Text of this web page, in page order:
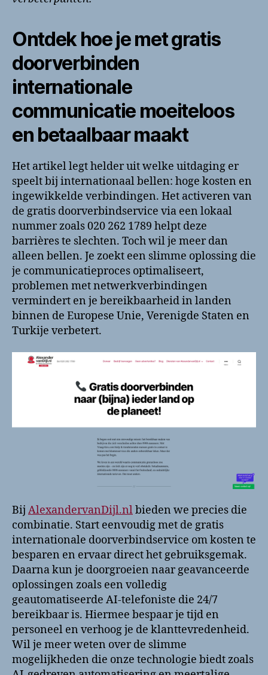
Ontdek hoe je met gratis
doorverbinden
internationale
communicatie moeiteloos
en betaalbaar maakt
Het artikel legt helder uit welke uitdaging er
speelt bij internationaal bellen: hoge kosten en
ingewikkelde verbindingen. Het activeren van
de gratis doorverbindservice via een lokaal
nummer zoals 020 262 1789 helpt deze
barrières te slechten. Toch wil je meer dan
alleen bellen. Je zoekt een slimme oplossing die
je communicatieproces optimaliseert,
problemen met netwerkverbindingen
vermindert en je bereikbaarheid in landen
binnen de Europese Unie, Verenigde Staten en
Turkije verbetert.
Bij AlexandervanDijl.nlbieden we precies die
combinatie. Start eenvoudig met de gratis
internationale doorverbindservice om kosten te
besparen en ervaar direct het gebruiksgemak.
Daarna kun je doorgroeien naar geavanceerde
oplossingen zoals een volledig
geautomatiseerde AI-telefoniste die 24/7
bereikbaar is. Hiermee bespaar je tijd en
personeel en verhoog je de klanttevredenheid.
Wil je meer weten over de slimme
mogelijkheden die onze technologie biedt zoals